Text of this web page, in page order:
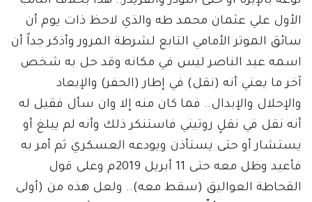
الأول علي عثمان محمد طه والذي لاحظ ذات يوم أن
سائق الموتر الأمامي التابع لشرطة المرور وأذكر جداً أن
اسمه عبد الناصر ليس في مكانه وقد حل به شخص
آخر ما يعني أنه (نقل) في إطار (الحفر) والإبعاد
والإحلال والإبدال.. فما كان منه إلا وان سأل فقيل له
أنه نقل في نقلٍ روتيني فاستنكر ذلك وأنه لم يبلغ أو
يستشار أو حتى يستأذن ويودعه العسكري ثم أمر به
فأعيد وظل معه حتى 11 أبريل 2019م وعلى قول
القحاطة العواليق (سقط معه).. ولعل هذه من (أولى